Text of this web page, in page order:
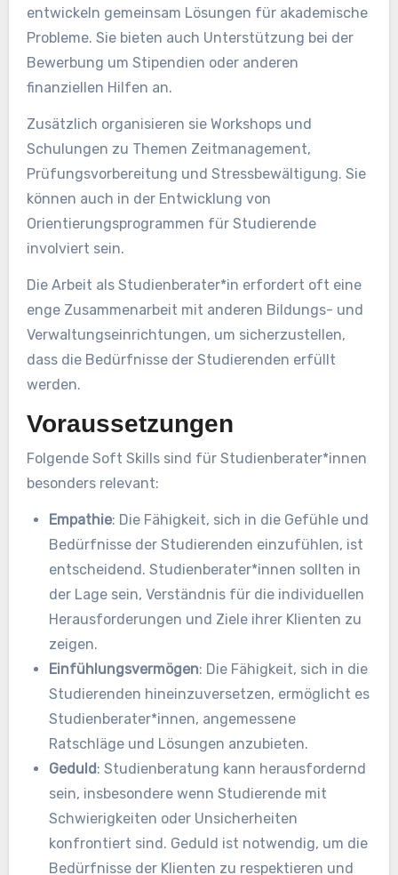
entwickeln gemeinsam Lösungen für akademische
Probleme. Sie bieten auch Unterstützung bei der
Bewerbung um Stipendien oder anderen
finanziellen Hilfen an.
Zusätzlich organisieren sie Workshops und
Schulungen zu Themen Zeitmanagement,
Prüfungsvorbereitung und Stressbewältigung. Sie
können auch in der Entwicklung von
Orientierungsprogrammen für Studierende
involviert sein.
Die Arbeit als Studienberater*in erfordert oft eine
enge Zusammenarbeit mit anderen Bildungs- und
Verwaltungseinrichtungen, um sicherzustellen,
dass die Bedürfnisse der Studierenden erfüllt
werden.
Voraussetzungen
Folgende Soft Skills sind für Studienberater*innen
besonders relevant:
Empathie: Die Fähigkeit, sich in die Gefühle und
Bedürfnisse der Studierenden einzufühlen, ist
entscheidend. Studienberater*innen sollten in
der Lage sein, Verständnis für die individuellen
Herausforderungen und Ziele ihrer Klienten zu
zeigen.
Einfühlungsvermögen: Die Fähigkeit, sich in die
Studierenden hineinzuversetzen, ermöglicht es
Studienberater*innen, angemessene
Ratschläge und Lösungen anzubieten.
Geduld: Studienberatung kann herausfordernd
sein, insbesondere wenn Studierende mit
Schwierigkeiten oder Unsicherheiten
konfrontiert sind. Geduld ist notwendig, um die
Bedürfnisse der Klienten zu respektieren und